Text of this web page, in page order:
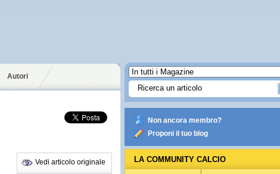
Autori
Vedi articolo originale
Non ancora membro?
Proponi il tuo blog
LA COMMUNITY CALCIO